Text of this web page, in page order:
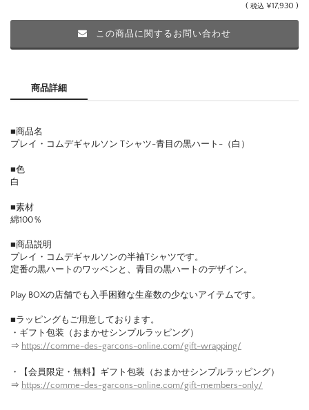
( 税込 ¥17,930 )
この商品に関するお問い合わせ
商品詳細
■商品名
プレイ・コムデギャルソン Tシャツ-青目の黒ハート-（白）
■色
白
■素材
綿100％
■商品説明
プレイ・コムデギャルソンの半袖Tシャツです。
定番の黒ハートのワッペンと、青目の黒ハートのデザイン。
Play BOXの店舗でも入手困難な生産数の少ないアイテムです。
■ラッピングもご用意しております。
・ギフト包装（おまかせシンプルラッピング）
⇒ https://comme-des-garcons-online.com/gift-wrapping/
・【会員限定・無料】ギフト包装（おまかせシンプルラッピング）
⇒ https://comme-des-garcons-online.com/gift-members-only/